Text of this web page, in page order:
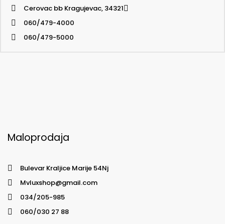
Cerovac bb Kragujevac, 34321
060/479-4000
060/479-5000
Maloprodaja
Bulevar Kraljice Marije 54Nj
Mvluxshop@gmail.com
034/205-985
060/030 27 88